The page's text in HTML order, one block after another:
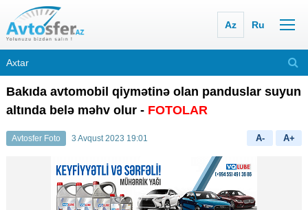
Az Ru
Bakıda avtomobil qiymətinə olan panduslar suyun
altında belə məhv olur - FOTOLAR
Avtosfer Foto 3 Avqust 2023 19:01 A- A+